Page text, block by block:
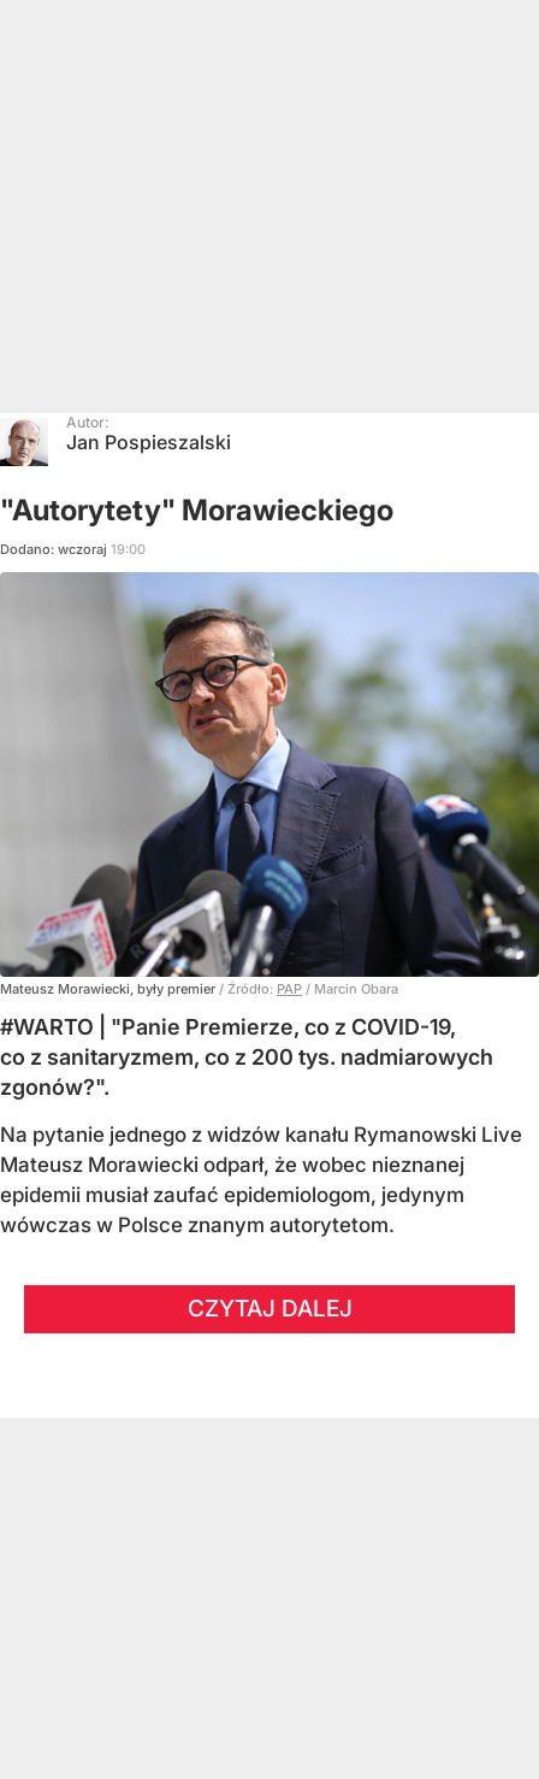
Autor:
Jan Pospieszalski
"Autorytety" Morawieckiego
Dodano: wczoraj 19:00
Mateusz Morawiecki, były premier / Źródło: PAP / Marcin Obara
#WARTO | "Panie Premierze, co z COVID-19,
co z sanitaryzmem, co z 200 tys. nadmiarowych
zgonów?".
Na pytanie jednego z widzów kanału Rymanowski Live
Mateusz Morawiecki odparł, że wobec nieznanej
epidemii musiał zaufać epidemiologom, jedynym
wówczas w Polsce znanym autorytetom.
CZYTAJ DALEJ